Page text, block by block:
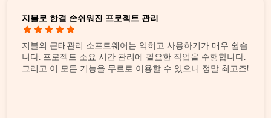
지블로 한결 손쉬워진 프로젝트 관리
지블의 근태관리 소프트웨어는 익히고 사용하기가 매우 쉽습
니다. 프로젝트 소요 시간 관리에 필요한 작업을 수행합니다.
그리고 이 모든 기능을 무료로 이용할 수 있으니 정말 최고죠!